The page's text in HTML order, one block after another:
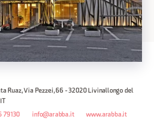
Ruaz, Via Pezzei, 66 - 32020 Livinallongo del
79130 info@arabba.it www.arabba.it